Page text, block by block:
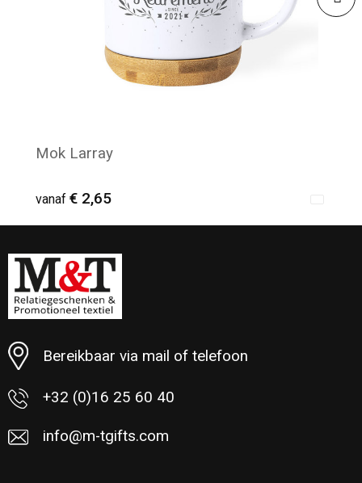
Mok Larray
vanaf € 2,65
Minimale afname: 33
Bereikbaar via mail of telefoon
+32 (0)16 25 60 40
info@m-tgifts.com